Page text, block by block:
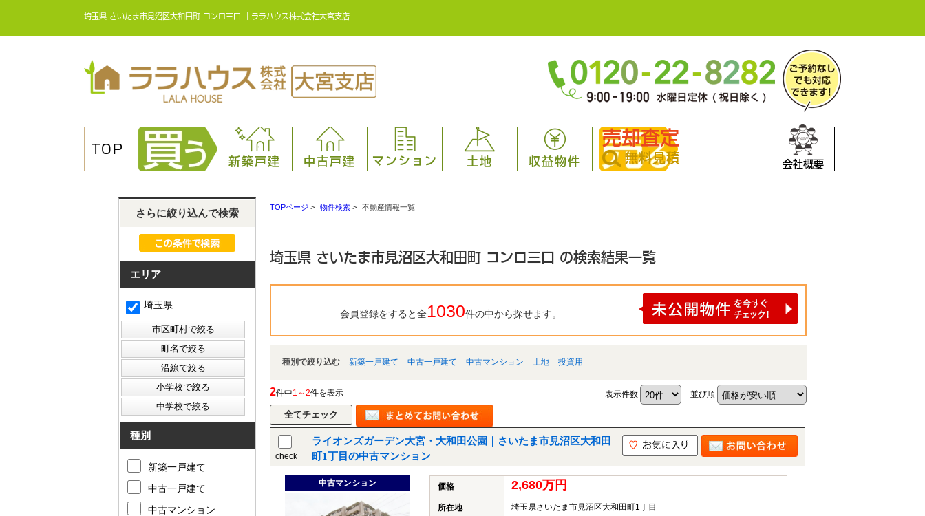
埼玉県 さいたま市見沼区大和田町 コンロ三口 ｜ララハウス株式会社大宮支店
TOP
新築戸建 中古戸建 マンション 土地 収益物件
売却査定
無料見積 会社概要
TOPページ > 物件検索 > 不動産情報一覧
埼玉県 さいたま市見沼区大和田町 コンロ三口 の検索結果一覧
会員登録をすると全1030件の中から探せます。
種別で絞り込む 新築一戸建て 中古一戸建て 中古マンション 土地 投資用
2件中1～2件を表示 表示件数 並び順
check
ライオンズガーデン大宮・大和田公園｜さいたま市見沼区大和田
町1丁目の中古マンション
中古マンション 価格 2,680万円
所在地 埼玉県さいたま市見沼区大和田町1丁目
さらに絞り込んで検索
エリア
埼玉県
種別
新築一戸建て
中古一戸建て
中古マンション